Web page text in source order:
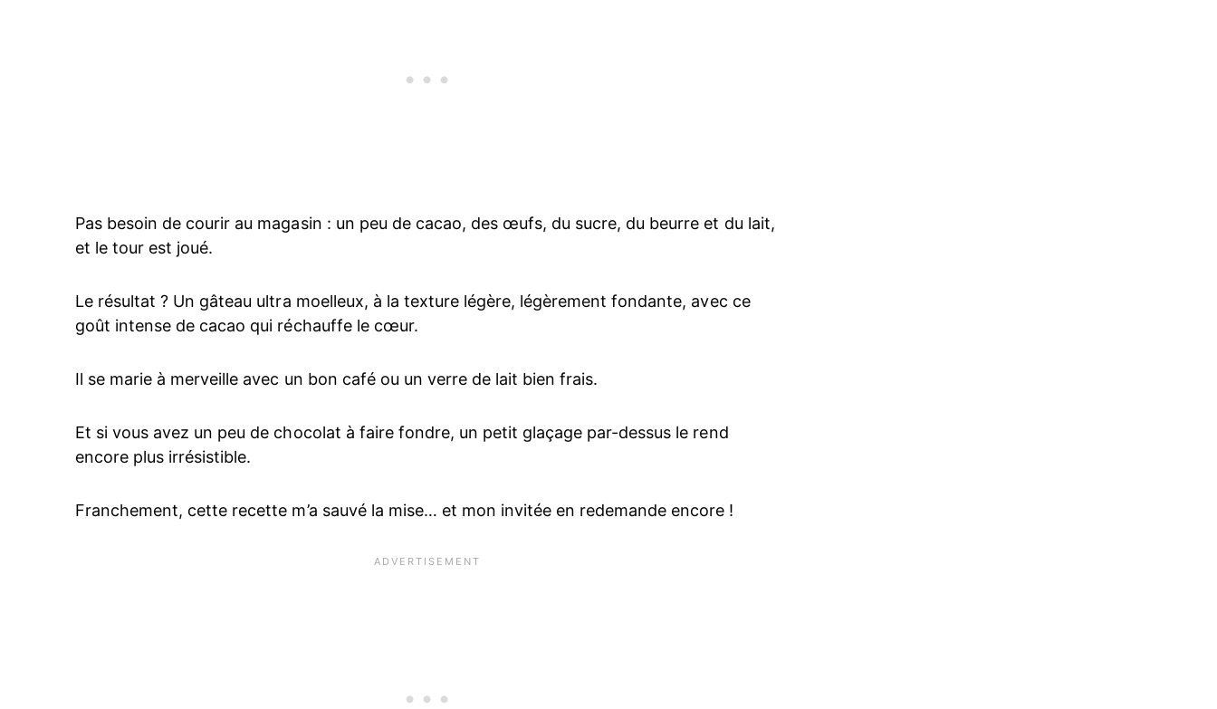
Pas besoin de courir au magasin : un peu de cacao, des œufs, du sucre, du beurre et du lait,
et le tour est joué.
Le résultat ? Un gâteau ultra moelleux, à la texture légère, légèrement fondante, avec ce
goût intense de cacao qui réchauffe le cœur.
Il se marie à merveille avec un bon café ou un verre de lait bien frais.
Et si vous avez un peu de chocolat à faire fondre, un petit glaçage par-dessus le rend
encore plus irrésistible.
Franchement, cette recette m’a sauvé la mise… et mon invitée en redemande encore !